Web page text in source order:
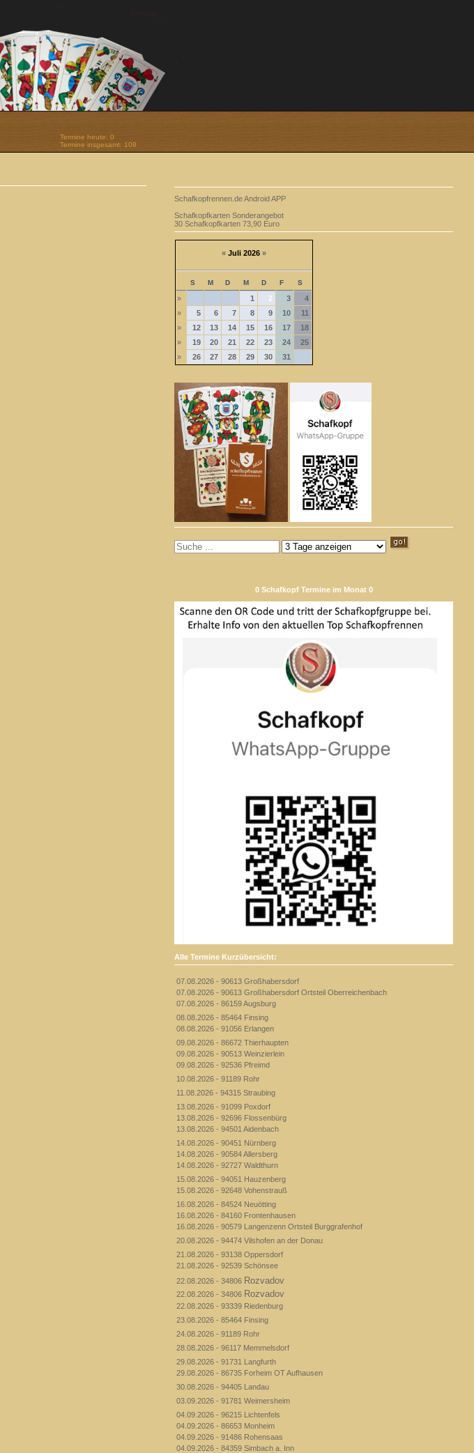
Termine heute: 0
Termine insgesamt: 108
Schafkopfrennen.de Android APP
Schafkopfkarten Sonderangebot
30 Schafkopfkarten 73,90 Euro
« Juli 2026 »
S M D M D F S
» 1 2 3
4
»
5 6 7 8 9 10
11
»
12 13 14 15 16 17
18
»
19 20 21 22 23 24
25
»
26 27 28 29 30 31
0 Schafkopf Termine im Monat 0
Alle Termine Kurzübersicht:
07.08.2026 - 90613 Großhabersdorf
07.08.2026 - 90613 Großhabersdorf Ortsteil Oberreichenbach
07.08.2026 - 86159 Augsburg
08.08.2026 - 85464 Finsing
08.08.2026 - 91056 Erlangen
09.08.2026 - 86672 Thierhaupten
09.08.2026 - 90513 Weinzierlein
09.08.2026 - 92536 Pfreimd
10.08.2026 - 91189 Rohr
11.08.2026 - 94315 Straubing
13.08.2026 - 91099 Poxdorf
13.08.2026 - 92696 Flossenbürg
13.08.2026 - 94501 Aidenbach
14.08.2026 - 90451 Nürnberg
14.08.2026 - 90584 Allersberg
14.08.2026 - 92727 Waldthurn
15.08.2026 - 94051 Hauzenberg
15.08.2026 - 92648 Vohenstrauß
16.08.2026 - 84524 Neuötting
16.08.2026 - 84160 Frontenhausen
16.08.2026 - 90579 Langenzenn Ortsteil Burggrafenhof
20.08.2026 - 94474 Vilshofen an der Donau
21.08.2026 - 93138 Oppersdorf
21.08.2026 - 92539 Schönsee
22.08.2026 - 34806 Rozvadov
22.08.2026 - 34806 Rozvadov
22.08.2026 - 93339 Riedenburg
23.08.2026 - 85464 Finsing
24.08.2026 - 91189 Rohr
28.08.2026 - 96117 Memmelsdorf
29.08.2026 - 91731 Langfurth
29.08.2026 - 86735 Forheim OT Aufhausen
30.08.2026 - 94405 Landau
03.09.2026 - 91781 Weimersheim
04.09.2026 - 96215 Lichtenfels
04.09.2026 - 86653 Monheim
04.09.2026 - 91486 Rohensaas
04.09.2026 - 84359 Simbach a. Inn